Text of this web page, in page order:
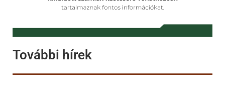
További hírek